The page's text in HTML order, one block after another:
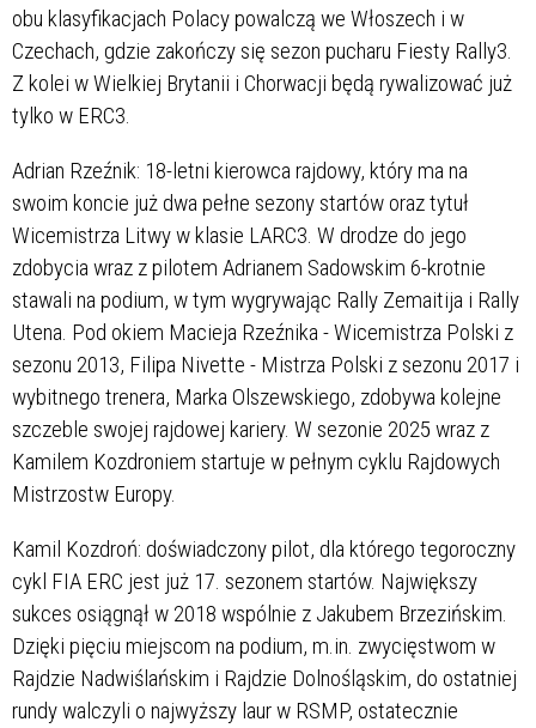
obu klasyfikacjach Polacy powalczą we Włoszech i w
Czechach, gdzie zakończy się sezon pucharu Fiesty Rally3.
Z kolei w Wielkiej Brytanii i Chorwacji będą rywalizować już
tylko w ERC3.
Adrian Rzeźnik: 18-letni kierowca rajdowy, który ma na
swoim koncie już dwa pełne sezony startów oraz tytuł
Wicemistrza Litwy w klasie LARC3. W drodze do jego
zdobycia wraz z pilotem Adrianem Sadowskim 6-krotnie
stawali na podium, w tym wygrywając Rally Zemaitija i Rally
Utena. Pod okiem Macieja Rzeźnika - Wicemistrza Polski z
sezonu 2013, Filipa Nivette - Mistrza Polski z sezonu 2017 i
wybitnego trenera, Marka Olszewskiego, zdobywa kolejne
szczeble swojej rajdowej kariery. W sezonie 2025 wraz z
Kamilem Kozdroniem startuje w pełnym cyklu Rajdowych
Mistrzostw Europy.
Kamil Kozdroń: doświadczony pilot, dla którego tegoroczny
cykl FIA ERC jest już 17. sezonem startów. Największy
sukces osiągnął w 2018 wspólnie z Jakubem Brzezińskim.
Dzięki pięciu miejscom na podium, m.in. zwycięstwom w
Rajdzie Nadwiślańskim i Rajdzie Dolnośląskim, do ostatniej
rundy walczyli o najwyższy laur w RSMP, ostatecznie